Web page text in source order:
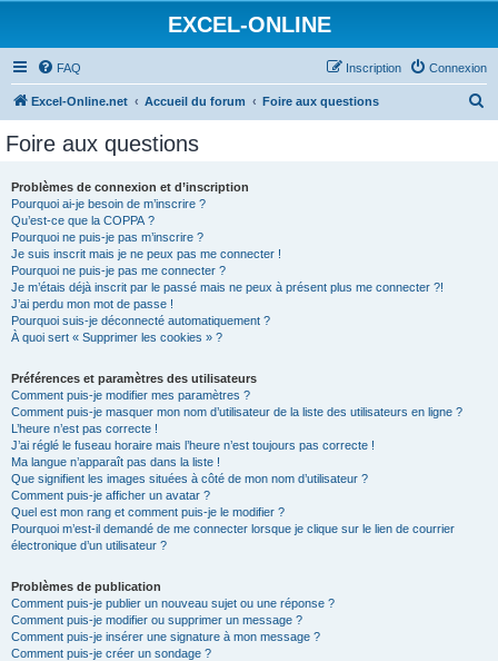
EXCEL-ONLINE
FAQ Connexion
Inscription
Excel-Online.net Accueil du forum Foire aux questions
Foire aux questions
Problèmes de connexion et d’inscription
Pourquoi ai-je besoin de m’inscrire ?
Qu’est-ce que la COPPA ?
Pourquoi ne puis-je pas m’inscrire ?
Je suis inscrit mais je ne peux pas me connecter !
Pourquoi ne puis-je pas me connecter ?
Je m’étais déjà inscrit par le passé mais ne peux à présent plus me connecter ?!
J’ai perdu mon mot de passe !
Pourquoi suis-je déconnecté automatiquement ?
À quoi sert « Supprimer les cookies » ?
Préférences et paramètres des utilisateurs
Comment puis-je modifier mes paramètres ?
Comment puis-je masquer mon nom d’utilisateur de la liste des utilisateurs en ligne ?
L’heure n’est pas correcte !
J’ai réglé le fuseau horaire mais l’heure n’est toujours pas correcte !
Ma langue n’apparaît pas dans la liste !
Que signifient les images situées à côté de mon nom d’utilisateur ?
Comment puis-je afficher un avatar ?
Quel est mon rang et comment puis-je le modifier ?
Pourquoi m’est-il demandé de me connecter lorsque je clique sur le lien de courrier
électronique d’un utilisateur ?
Problèmes de publication
Comment puis-je publier un nouveau sujet ou une réponse ?
Comment puis-je modifier ou supprimer un message ?
Comment puis-je insérer une signature à mon message ?
Comment puis-je créer un sondage ?